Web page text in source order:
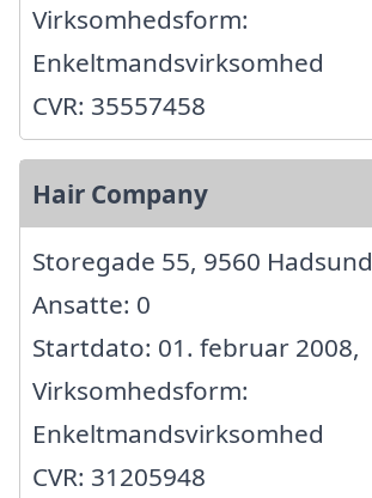
Virksomhedsform:
Enkeltmandsvirksomhed
CVR: 35557458
Hair Company
Storegade 55, 9560 Hadsund
Ansatte: 0
Startdato: 01. februar 2008,
Virksomhedsform:
Enkeltmandsvirksomhed
CVR: 31205948